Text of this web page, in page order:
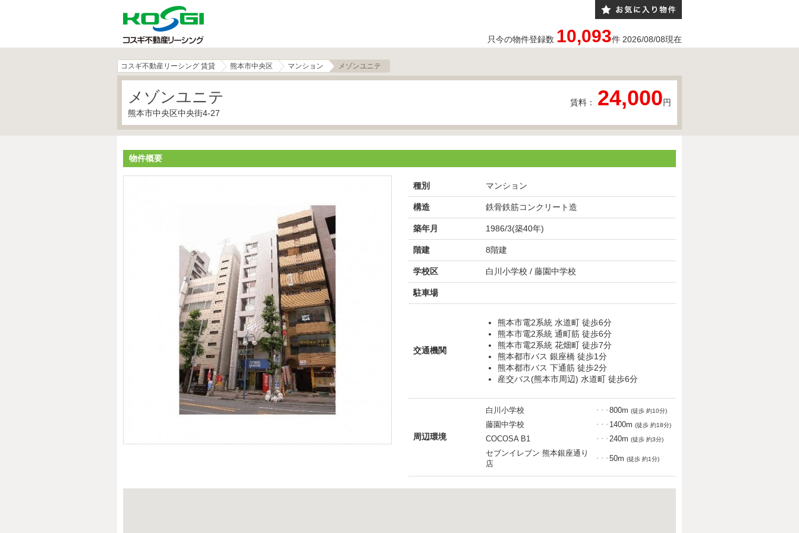
只今の物件登録数 10,093件 2026/08/08現在
コスギ不動産リーシング 賃貸 熊本市中央区 マンション メゾンユニテ
メゾンユニテ
熊本市中央区中央街4-27
賃料： 24,000円
物件概要
種別 マンション
構造 鉄骨鉄筋コンクリート造
築年月 1986/3(築40年)
階建 8階建
学校区 白川小学校 / 藤園中学校
駐車場
交通機関
熊本市電2系統 水道町 徒歩6分
熊本市電2系統 通町筋 徒歩6分
熊本市電2系統 花畑町 徒歩7分
熊本都市バス 銀座橋 徒歩1分
熊本都市バス 下通筋 徒歩2分
産交バス(熊本市周辺) 水道町 徒歩6分
周辺環境
白川小学校 ・・・ 800m (徒歩 約10分)
藤園中学校 ・・・ 1400m (徒歩 約18分)
COCOSA B1 ・・・ 240m (徒歩 約3分)
セブンイレブン 熊本銀座通り
店
・・・ 50m (徒歩 約1分)